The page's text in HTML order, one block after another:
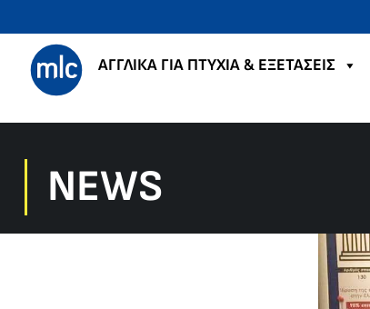
ΑΓΓΛΙΚΑ ΓΙΑ ΠΤΥΧΙΑ & ΕΞΕΤΑΣΕΙΣ
NEWS